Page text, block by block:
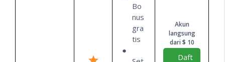
Bo
nus
gra
tis
Akun
langsung
dari $ 10
Daft